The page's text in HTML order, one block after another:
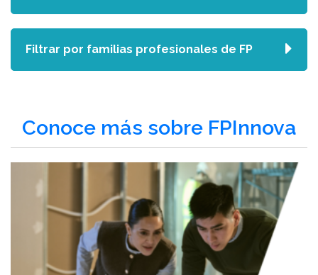
Conoce más sobre FPInnova
Filtrar por familias profesionales de FP